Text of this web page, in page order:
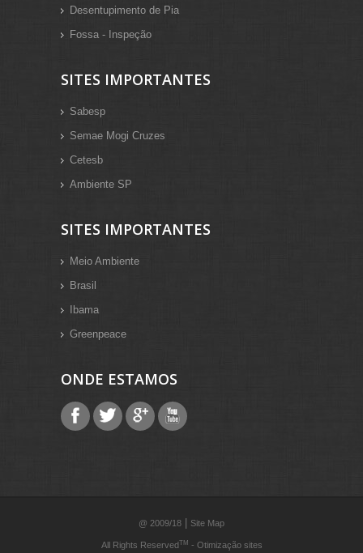
Desentupimento de Pia
Fossa - Inspeção
SITES IMPORTANTES
Sabesp
Semae Mogi Cruzes
Cetesb
Ambiente SP
SITES IMPORTANTES
Meio Ambiente
Brasil
Ibama
Greenpeace
ONDE ESTAMOS
@ 2009/18 Site Map
All Rights ReservedTM - Otimização sites